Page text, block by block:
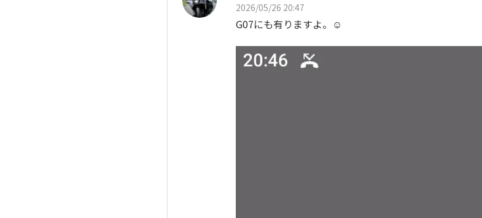
2026/05/26 20:47
G07にも有りますよ。☺️